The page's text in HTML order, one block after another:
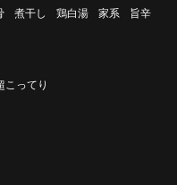
煮干し 鶏白湯 家系
旨辛
こってり